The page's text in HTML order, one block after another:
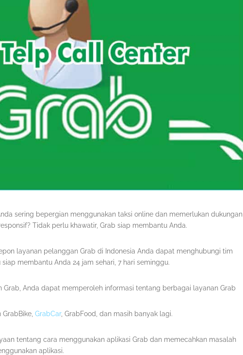
sering bepergian menggunakan taksi online dan memerlukan dukungan
Tidak perlu khawatir, Grab siap membantu Anda.
layanan pelanggan Grab di Indonesia Anda dapat menghubungi tim
membantu Anda 24 jam sehari, 7 hari seminggu.
Grab, Anda dapat memperoleh informasi tentang berbagai layanan Grab
GrabCar, GrabFood, dan masih banyak lagi.
tentang cara menggunakan aplikasi Grab dan memecahkan masalah
aplikasi.